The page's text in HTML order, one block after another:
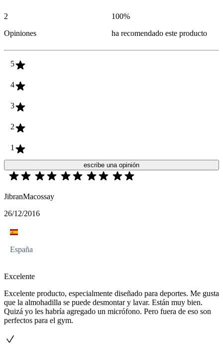
2
Opiniones
100%
ha recomendado este producto
5
4
3
2
1
escribe una opinión
JibranMacossay
26/12/2016
España
Excelente
Excelente producto, especialmente diseñado para deportes. Me gusta
que la almohadilla se puede desmontar y lavar. Están muy bien.
Quizá yo les habría agregado un micrófono. Pero fuera de eso son
perfectos para el gym.